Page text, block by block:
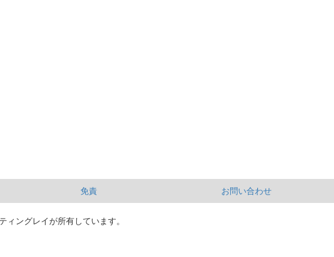
免責 お問い合わせ
ィングレイが所有しています。